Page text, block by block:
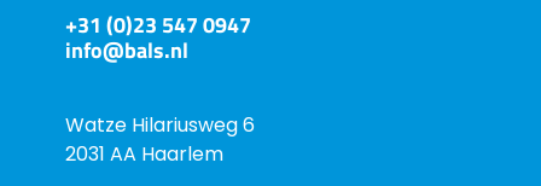
+31 (0)23 547 0947
info@bals.nl
Watze Hilariusweg 6
2031 AA Haarlem